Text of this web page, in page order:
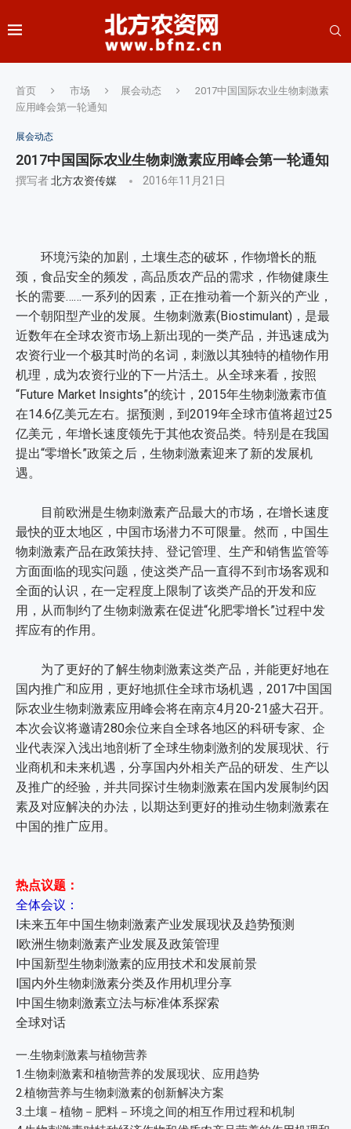
首页 市场 展会动态
2017中国国际农业生物刺激素
应用峰会第一轮通知
展会动态
2017中国国际农业生物刺激素应用峰会第一轮通知
撰写者北方农资传媒 2016年11月21日
环境污染的加剧，土壤生态的破坏，作物增长的瓶
颈，食品安全的频发，高品质农产品的需求，作物健康生
长的需要……一系列的因素，正在推动着一个新兴的产业，
一个朝阳型产业的发展。生物刺激素(Biostimulant)，是最
近数年在全球农资市场上新出现的一类产品，并迅速成为
农资行业一个极其时尚的名词，刺激以其独特的植物作用
机理，成为农资行业的下一片活土。从全球来看，按照
“Future Market Insights”的统计，2015年生物刺激素市值
在14.6亿美元左右。据预测，到2019年全球市值将超过25
亿美元，年增长速度领先于其他农资品类。特别是在我国
提出“零增长”政策之后，生物刺激素迎来了新的发展机
遇。
目前欧洲是生物刺激素产品最大的市场，在增长速度
最快的亚太地区，中国市场潜力不可限量。然而，中国生
物刺激素产品在政策扶持、登记管理、生产和销售监管等
方面面临的现实问题，使这类产品一直得不到市场客观和
全面的认识，在一定程度上限制了该类产品的开发和应
用，从而制约了生物刺激素在促进“化肥零增长”过程中发
挥应有的作用。
为了更好的了解生物刺激素这类产品，并能更好地在
国内推广和应用，更好地抓住全球市场机遇，2017中国国
际农业生物刺激素应用峰会将在南京4月20-21盛大召开。
本次会议将邀请280余位来自全球各地区的科研专家、企
业代表深入浅出地剖析了全球生物刺激剂的发展现状、行
业商机和未来机遇，分享国内外相关产品的研发、生产以
及推广的经验，并共同探讨生物刺激素在国内发展制约因
素及对应解决的办法，以期达到更好的推动生物刺激素在
中国的推广应用。
热点议题：
全体会议：
l未来五年中国生物刺激素产业发展现状及趋势预测
l欧洲生物刺激素产业发展及政策管理
l中国新型生物刺激素的应用技术和发展前景
l国内外生物刺激素分类及作用机理分享
l中国生物刺激素立法与标准体系探索
全球对话
一.生物刺激素与植物营养
1.生物刺激素和植物营养的发展现状、应用趋势
2.植物营养与生物刺激素的创新解决方案
3.土壤－植物－肥料－环境之间的相互作用过程和机制